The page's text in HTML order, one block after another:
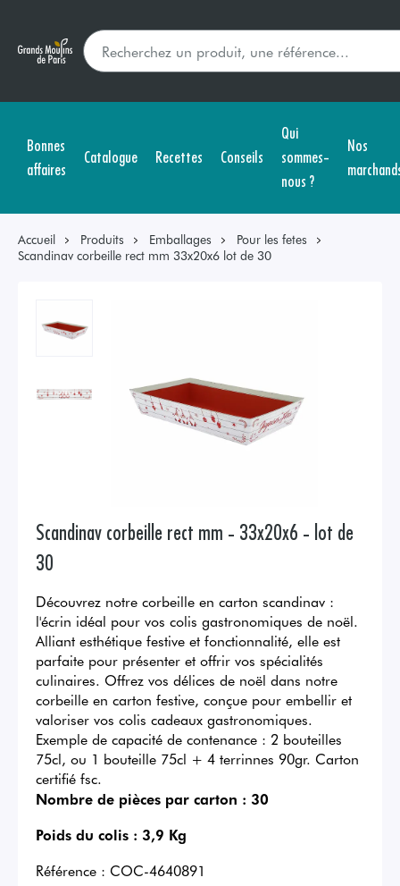
Bonnes
affaires
Catalogue Recettes Conseils
Qui
sommes-
nous ?
Nos
Accueil Produits Emballages
Pour les fetes
Scandinav corbeille rect mm 33x20x6 lot de 30
Scandinav corbeille rect mm - 33x20x6 - lot de
30
Découvrez notre corbeille en carton scandinav :
l'écrin idéal pour vos colis gastronomiques de noël.
Alliant esthétique festive et fonctionnalité, elle est
parfaite pour présenter et offrir vos spécialités
culinaires. Offrez vos délices de noël dans notre
corbeille en carton festive, conçue pour embellir et
valoriser vos colis cadeaux gastronomiques.
Exemple de capacité de contenance : 2 bouteilles
75cl, ou 1 bouteille 75cl + 4 terrinnes 90gr. Carton
certifié fsc.
Nombre de pièces par carton : 30
Poids du colis : 3,9 Kg
Référence : COC-4640891